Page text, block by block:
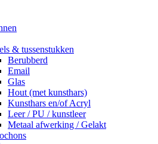
& tussenstukken
Berubberd
Email
Glas
Hout (met kunsthars)
Kunsthars en/of Acryl
Leer / PU / kunstleer
Metaal afwerking / Gelakt